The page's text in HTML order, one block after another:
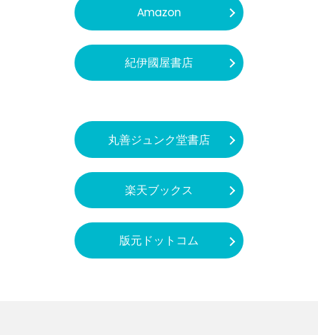
Amazon
紀伊國屋書店
丸善ジュンク堂書店
楽天ブックス
版元ドットコム